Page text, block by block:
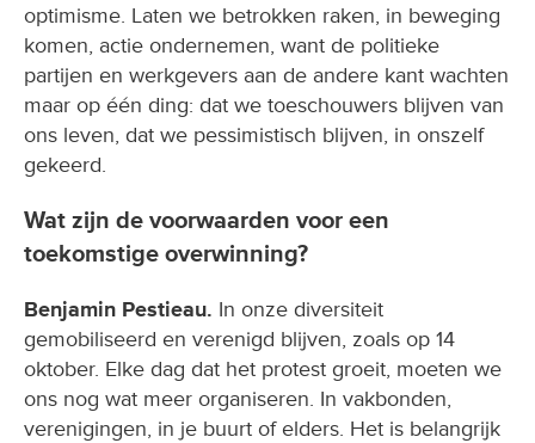
optimisme. Laten we betrokken raken, in beweging
komen, actie ondernemen, want de politieke
partijen en werkgevers aan de andere kant wachten
maar op één ding: dat we toeschouwers blijven van
ons leven, dat we pessimistisch blijven, in onszelf
gekeerd.
Wat zijn de voorwaarden voor een
toekomstige overwinning?
Benjamin Pestieau. In onze diversiteit
gemobiliseerd en verenigd blijven, zoals op 14
oktober. Elke dag dat het protest groeit, moeten we
ons nog wat meer organiseren. In vakbonden,
verenigingen, in je buurt of elders. Het is belangrijk